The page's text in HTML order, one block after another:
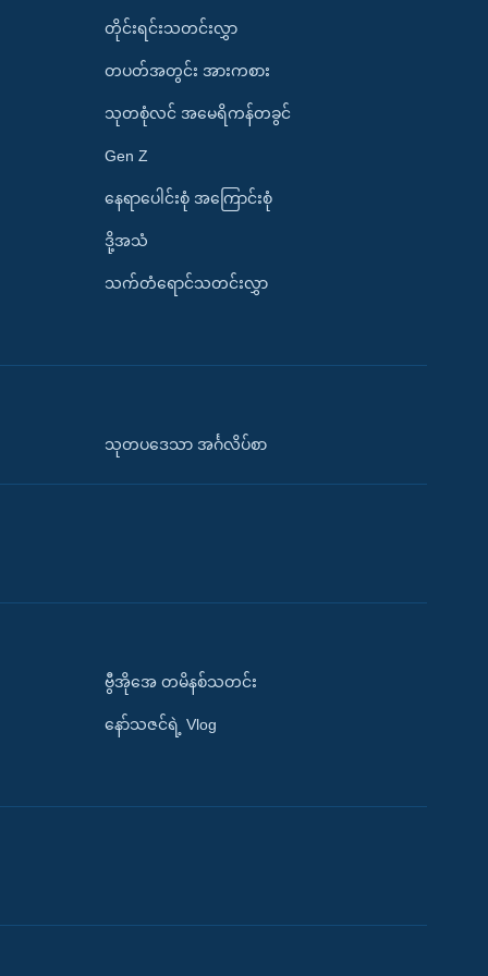
တိုင်းရင်းသတင်းလွှာ
တပတ်အတွင်း အားကစား
သုတစုံလင် အမေရိကန်တခွင်
Gen Z
နေရာပေါင်းစုံ အကြောင်းစုံ
ဒို့အသံ
သက်တံရောင်သတင်းလွှာ
သုတပဒေသာ အင်္ဂလိပ်စာ
ဗွီအိုအေ တမိနစ်သတင်း
နော်သဇင်ရဲ့ Vlog